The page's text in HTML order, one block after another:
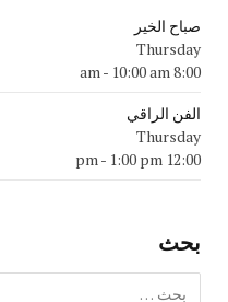
صباح الخير
Thursday
8:00 am
- 10:00 am
الفن الراقي
Thursday
12:00 pm
- 1:00 pm
بحث